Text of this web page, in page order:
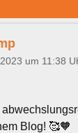
um 11:38
Blog! 🥰🧡